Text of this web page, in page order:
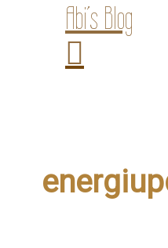
Abi’s Blog